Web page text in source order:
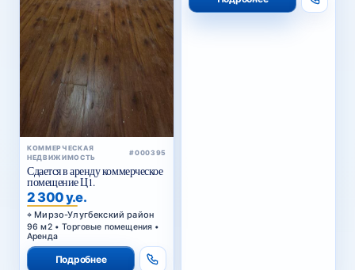
КОММЕРЧЕСКАЯ
НЕДВИЖИМОСТЬ
#000395
Сдается в аренду коммерческое
помещение Ц1.
2 300 у.е.
Мирзо-Улугбекский район
96 м2 • Торговые помещения •
Аренда
Подробнее